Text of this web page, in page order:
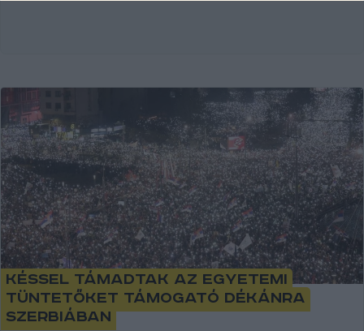
Késsel támadtak az egyetemi
tüntetőket támogató dékánra
Szerbiában